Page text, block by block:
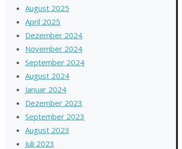
August 2025
April 2025
Dezember 2024
November 2024
September 2024
August 2024
Januar 2024
Dezember 2023
September 2023
August 2023
Juli 2023